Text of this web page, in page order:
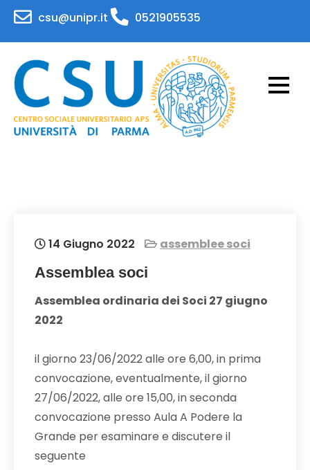
Skip
content
csu@unipr.it 0521905535
14 Giugno 2022 assemblee soci
Assemblea soci
Assemblea ordinaria dei Soci 27 giugno
2022
il giorno 23/06/2022 alle ore 6,00, in prima
convocazione, eventualmente, il giorno
27/06/2022, alle ore 15,00, in seconda
convocazione presso Aula A Podere la
Grande per esaminare e discutere il
seguente